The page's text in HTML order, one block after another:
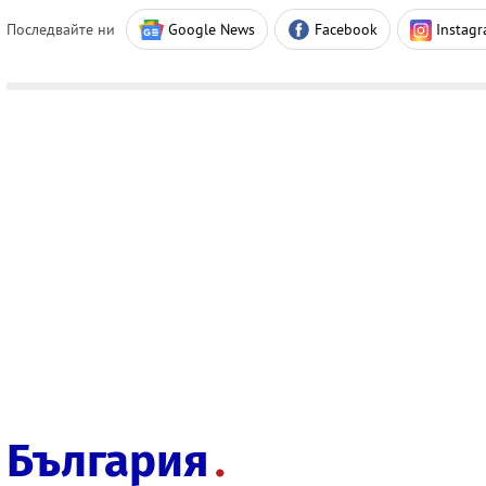
Последвайте ни Google News Facebook
България